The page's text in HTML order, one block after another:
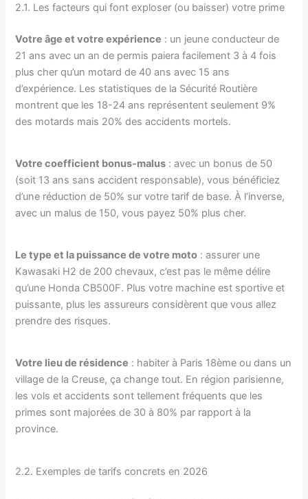
2.1. Les facteurs qui font exploser (ou baisser) votre prime
Votre âge et votre expérience : un jeune conducteur de
21 ans avec un an de permis paiera facilement 3 à 4 fois
plus cher qu’un motard de 40 ans avec 15 ans
d’expérience. Les statistiques de la Sécurité Routière
montrent que les 18-24 ans représentent seulement 9%
des motards mais 20% des accidents mortels.
Votre coefficient bonus-malus : avec un bonus de 50
(soit 13 ans sans accident responsable), vous bénéficiez
d’une réduction de 50% sur votre tarif de base. À l’inverse,
avec un malus de 150, vous payez 50% plus cher.
Le type et la puissance de votre moto : assurer une
Kawasaki H2 de 200 chevaux, c’est pas le même délire
qu’une Honda CB500F. Plus votre machine est sportive et
puissante, plus les assureurs considèrent que vous allez
prendre des risques.
Votre lieu de résidence : habiter à Paris 18ème ou dans un
village de la Creuse, ça change tout. En région parisienne,
les vols et accidents sont tellement fréquents que les
primes sont majorées de 30 à 80% par rapport à la
province.
2.2. Exemples de tarifs concrets en 2026